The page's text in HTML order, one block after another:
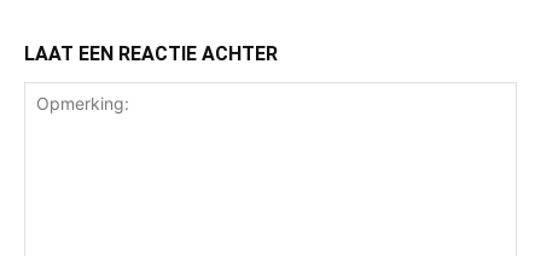
LAAT EEN REACTIE ACHTER